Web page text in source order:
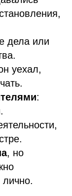
дела или
уехал,
:
, но
лично.